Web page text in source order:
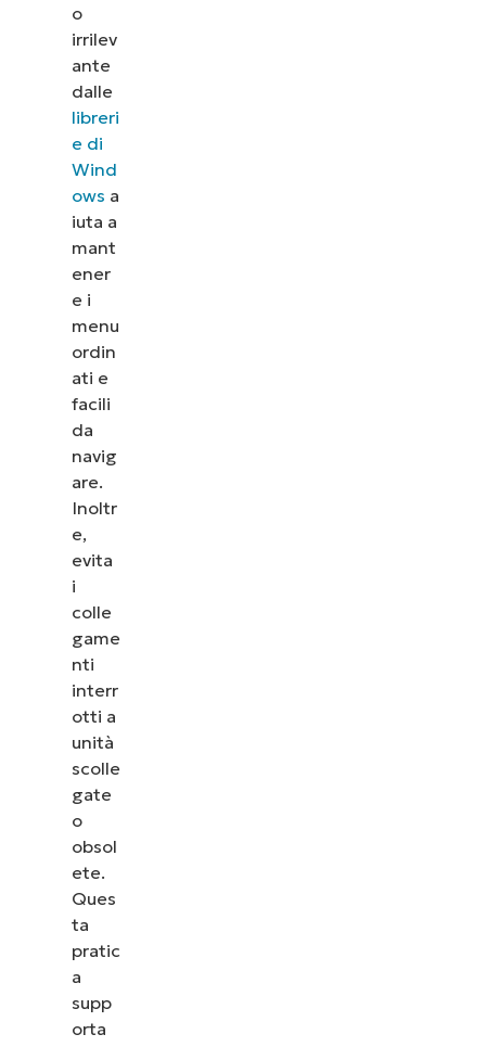
o
irrilev
ante
dalle
libreri
e di
Wind
ows a
iuta a
mant
ener
e i
menu
ordin
ati e
facili
da
navig
are.
Inoltr
e,
evita
i
colle
game
nti
interr
otti a
unità
scolle
gate
o
obsol
ete.
Ques
ta
pratic
a
supp
orta